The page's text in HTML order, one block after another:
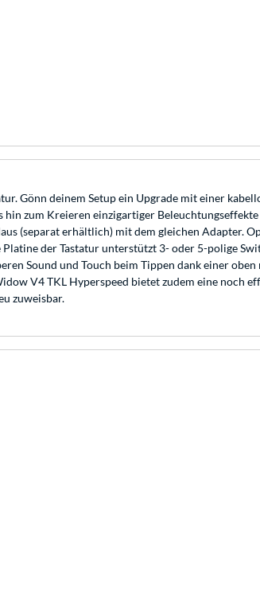
Gönn deinem Setup ein Upgrade mit einer
zum Kreieren einzigartiger
(separat erhältlich) mit dem gleichen Adapter.
der Tastatur unterstützt 3- oder 5-polige
Sound und Touch beim Tippen dank einer
V4 TKL Hyperspeed bietet zudem eine noch
zuweisbar.